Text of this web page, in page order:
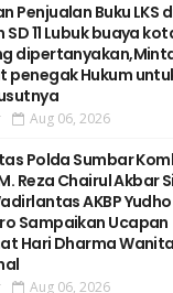
Penjualan Buku LKS
SD 11 Lubuk buaya
penegak Hukum
Aug 06, 2026
Polda Sumbar
Reza Chairul Akbar
AKBP Yudho
Sampaikan Ucapan
Hari Dharma Wanita
Aug 06, 2026